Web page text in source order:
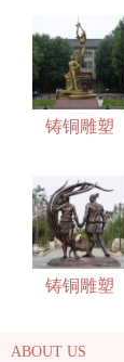
铸铜雕塑
铸铜雕塑
ABOUT US